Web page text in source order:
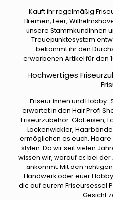
Kauft ihr regelmäßig
Bremen, Leer,
unsere Stammkundinnen
Treuepunktesystem
bekommt ihr den
erworbenen Artikel für den
Hochwertiges
Friseur:innen und Hobby-
erwartet in den Hair Profi
Friseurzubehör. Glätteisen,
Lockenwickler,
ermöglichen es euch,
stylen. Da wir seit vielen
wissen wir, worauf es bei
ankommt. Mit den
Handwerk oder euer
die auf eurem Friseursessel
Gesicht